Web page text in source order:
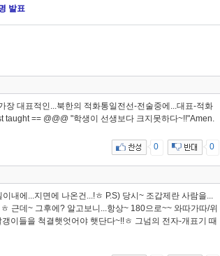
발표
장 대표적인...북한의 적화통일전선-전술중에...대표-적화
taught == @@@ "학생이 선생보다 크지못하다~!!"Amen.
0 0
내에...지면에 나온건...!ㅎ P.S) 당시~ 조갑제란 사람을...
근데~ 그후에? 알고보니...항상~ 180으로~~ 와따가따/위
이들을 척결햇엇어야 햇단다~!!ㅎ 그넘의 전자-개표기 때